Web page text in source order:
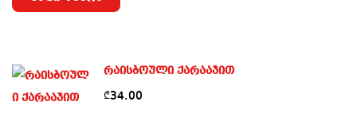
რაისბოული ქარააჯით
₾34.00